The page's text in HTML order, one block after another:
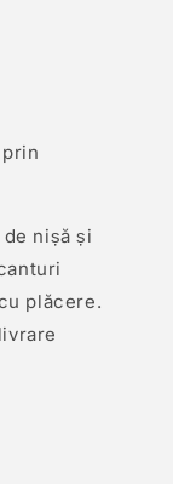
nișă și
plăcere.